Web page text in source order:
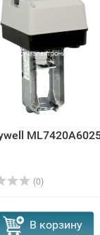
(0)
В корзину